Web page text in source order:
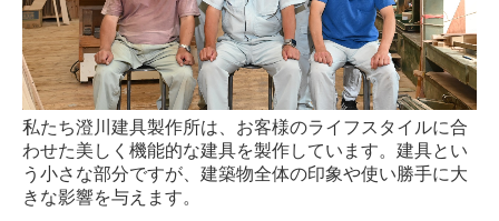
私たち澄川建具製作所は、お客様のライフスタイルに合
わせた美しく機能的な建具を製作しています。建具とい
う小さな部分ですが、建築物全体の印象や使い勝手に大
きな影響を与えます。